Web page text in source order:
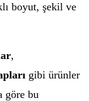
boyut, şekil ve
,
gibi ürünler
göre bu